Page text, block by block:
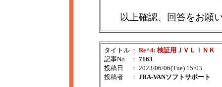
以上確認、回答をお願
タイトル ： Re^4: 検証用ＪＶＬＩＮＫ
記事No
： 7163
投稿日
： 2023/06/06(Tue) 15:03
投稿者
： JRA-VANソフトサポート